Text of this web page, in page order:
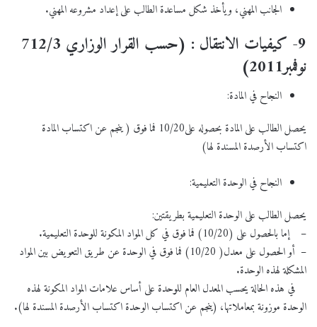
الجانب المهني، ويأخذ شكل مساعدة الطالب على إعداد مشروعه المهني.
9- كيفيات الانتقال : (حسب القرار الوزاري 712/3
نوفمبر2011)
النجاح في المادة:
يحصل الطالب على المادة بحصوله على10/20 فما فوق ( ينجم عن اكتساب المادة
اكتساب الأرصدة المسندة لها)
النجاح في الوحدة التعليمية:
يحصل الطالب على الوحدة التعليمية بطريقتين:
– إما بالحصول على (10/20) فما فوق في كل المواد المكونة للوحدة التعليمية.
– أو الحصول على معدل( 10/20) فما فوق في الوحدة عن طريق التعويض بين المواد
المشكلة لهذه الوحدة.
في هذه الحالة يحسب المعدل العام للوحدة على أساس علامات المواد المكونة لهذه
الوحدة موزونة بمعاملاتها، (ينجم عن اكتساب الوحدة اكتساب الأرصدة المسندة لها).